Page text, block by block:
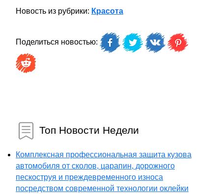
Новость из рубрики: Красота
Поделиться новостью:
Топ Новости Недели
Комплексная профессиональная защита кузова
автомобиля от сколов, царапин, дорожного
пескоструя и преждевременного износа
посредством современной технологии оклейки